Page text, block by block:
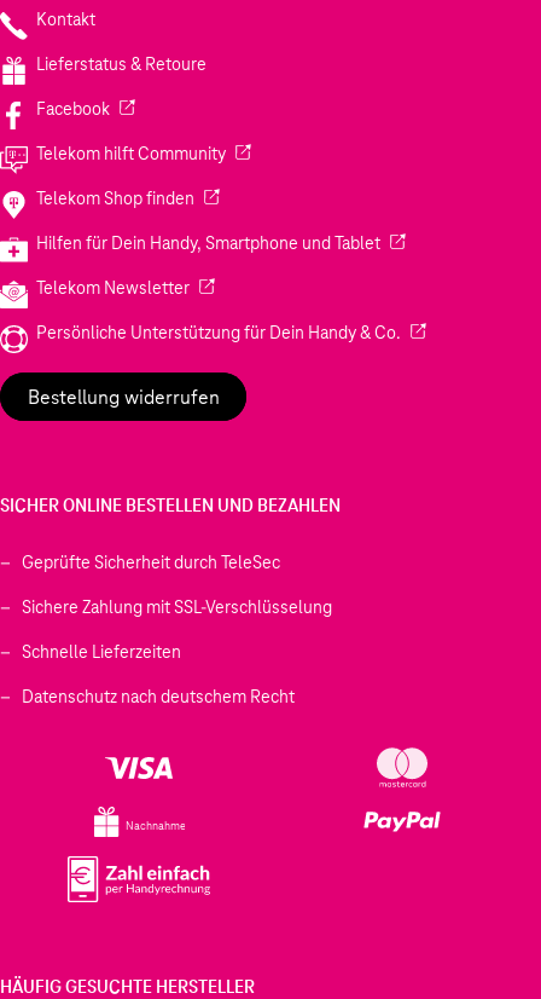
Kontakt
Lieferstatus & Retoure
Facebook(Wird in einem neuen Tab geöffnet)
Telekom hilft Community(Wird in einem neuen Tab geöffnet)
Telekom Shop finden (Wird in einem neuen Tab geöffnet)
Hilfen für Dein Handy, Smartphone und Tablet(Wird in einem
Telekom Newsletter(Wird in einem neuen Tab geöffnet)
Persönliche Unterstützung für Dein Handy & Co. (Wird in einem
Bestellung widerrufen
SICHER ONLINE BESTELLEN UND BEZAHLEN
Geprüfte Sicherheit durch TeleSec
Sichere Zahlung mit SSL-Verschlüsselung
Schnelle Lieferzeiten
Datenschutz nach deutschem Recht
Nachnahme
HÄUFIG GESUCHTE HERSTELLER